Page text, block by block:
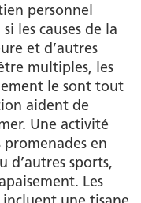
personnel
les causes de la
et d’autres
multiples, les
le sont tout
aident de
Une activité
en
sports,
Les